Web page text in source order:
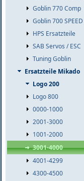
Goblin 770 Comp
Goblin 700 SPEED
HPS Ersatzteile
SAB Servos / ESC
Tuning Goblin
Ersatzteile Mikado
Logo 200
Logo 800
0000-1000
2001-3000
1001-2000
3001-4000
4001-4299
4300-4500